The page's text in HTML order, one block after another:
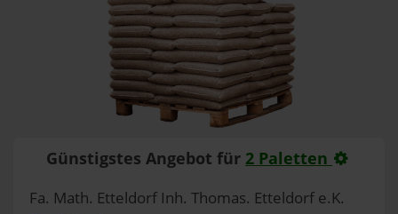
Günstigstes Angebot für 2 Paletten
Fa. Math. Etteldorf Inh. Thomas. Etteldorf e.K.